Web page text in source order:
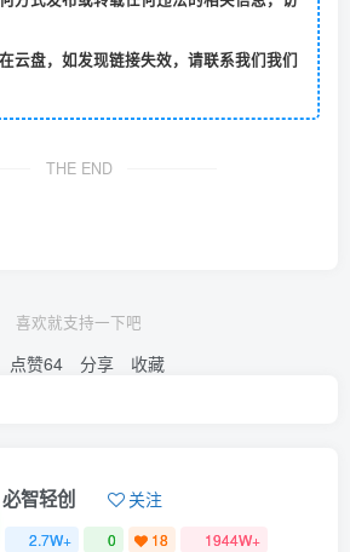
云盘，如发现链接失效，请联系我们我们
THE END
喜欢就支持一下吧
点赞64 分享 收藏
必智轻创 关注
2.7W+ 0 18 1944W+